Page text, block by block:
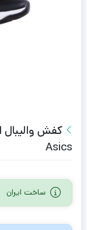
کفش
Asics
ساخت ایران